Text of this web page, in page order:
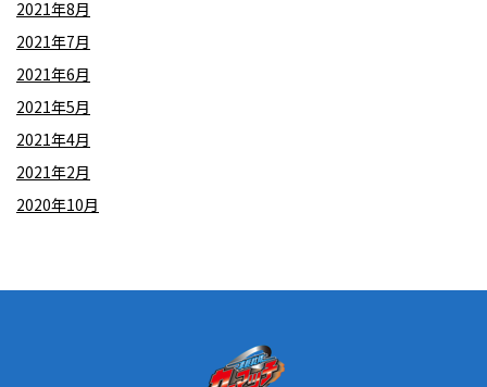
2021年8月
2021年7月
2021年6月
2021年5月
2021年4月
2021年2月
2020年10月